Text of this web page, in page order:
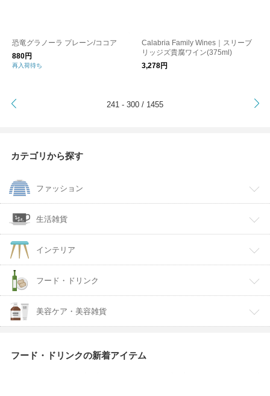
恐竜グラノーラ プレーン/ココア
880円
再入荷待ち
Calabria Family Wines｜スリーブ
リッジズ貴腐ワイン(375ml)
3,278円
241 - 300 / 1455
カテゴリから探す
ファッション
生活雑貨
インテリア
フード・ドリンク
美容ケア・美容雑貨
フード・ドリンクの新着アイテム